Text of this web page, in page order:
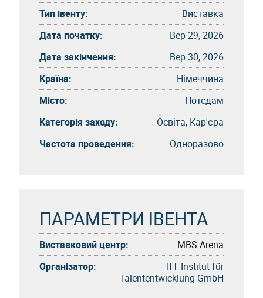
Тип івенту:
Виставка
Дата початку:
Вер 29, 2026
Дата закінчення:
Вер 30, 2026
Країна:
Німеччина
Місто:
Потсдам
Категорія заходу:
Освіта, Кар'єра
Частота проведення:
Одноразово
ПАРАМЕТРИ ІВЕНТА
Виставковий центр:
MBS Arena
Організатор:
IfT Institut für
Talententwicklung GmbH